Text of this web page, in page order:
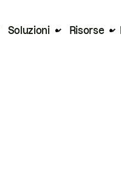
Soluzioni Risorse